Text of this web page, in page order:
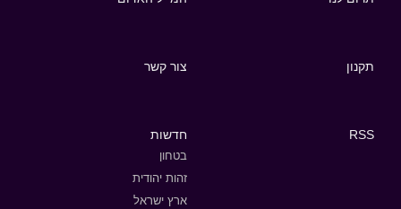
תקנון צור קשר
RSS חדשות
בטחון
זהות יהודית
ארץ ישראל